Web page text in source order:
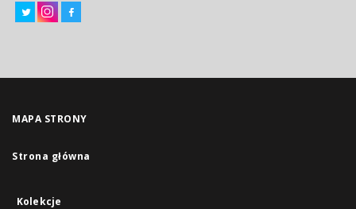
MAPA STRONY
Strona główna
Kolekcje